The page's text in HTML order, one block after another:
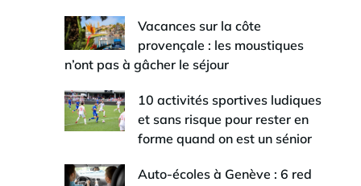
Vacances sur la côte
provençale : les moustiques
n’ont pas à gâcher le séjour
10 activités sportives ludiques
et sans risque pour rester en
forme quand on est un sénior
Auto-écoles à Genève : 6 red